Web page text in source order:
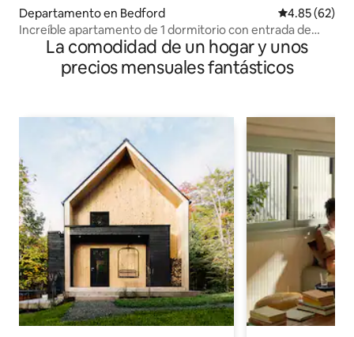
Departamento en Bedford Calificación
4.85 (62)
Increíble apartamento de 1 dormitorio con entrada de
septiembre en casa de Bedford
La comodidad de un hogar y unos
precios mensuales fantásticos